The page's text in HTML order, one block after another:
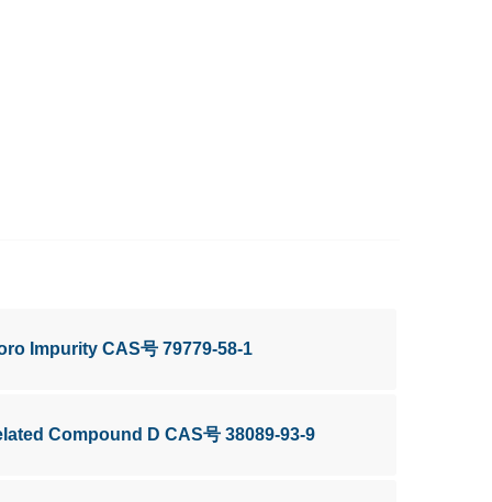
Impurity CAS号 79779-58-1
Compound D CAS号 38089-93-9